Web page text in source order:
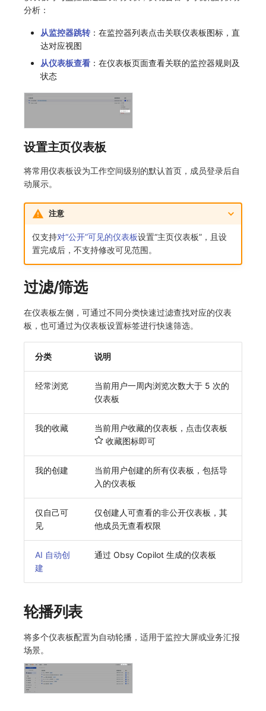
分析：
从监控器跳转：在监控器列表点击关联仪表板图标，直
达对应视图
从仪表板查看：在仪表板页面查看关联的监控器规则及
状态
设置主页仪表板
将常用仪表板设为工作空间级别的默认首页，成员登录后自
动展示。
注意
仅支持对“公开”可见的仪表板设置“主页仪表板”，且设
置完成后，不支持修改可见范围。
过滤/筛选
在仪表板左侧，可通过不同分类快速过滤查找对应的仪表
板，也可通过为仪表板设置标签进行快速筛选。
分类 说明
经常浏览
当前用户一周内浏览次数大于 5 次的
仪表板
我的收藏
当前用户收藏的仪表板，点击仪表板
收藏图标即可
我的创建
当前用户创建的所有仪表板，包括导
入的仪表板
仅自己可
见
仅创建人可查看的非公开仪表板，其
他成员无查看权限
AI 自动创
建
通过 Obsy Copilot 生成的仪表板
轮播列表
将多个仪表板配置为自动轮播，适用于监控大屏或业务汇报
场景。